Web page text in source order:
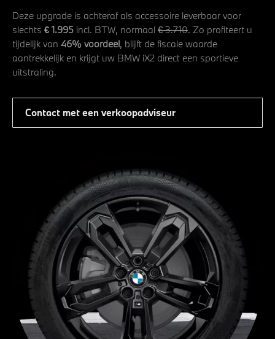
Deze upgrade is achteraf als accessoire leverbaar voor
slechts € 1.995 incl. BTW, normaal € 3.710. Zo profiteert u
tijdelijk van 46% voordeel, blijft de fiscale waarde
aantrekkelijk en krijgt uw BMW iX2 direct een sportieve
uitstraling.
Contact met een verkoopadviseur